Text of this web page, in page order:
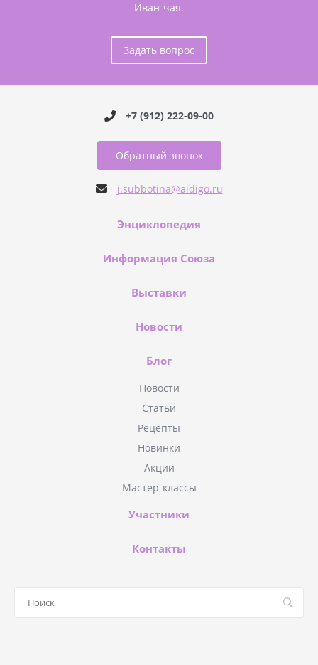
Иван-чая.
Задать вопрос
+7 (912) 222-09-00
Обратный звонок
j.subbotina@aidigo.ru
Энциклопедия
Информация Союза
Выставки
Новости
Блог
Новости
Статьи
Рецепты
Новинки
Акции
Мастер-классы
Участники
Контакты